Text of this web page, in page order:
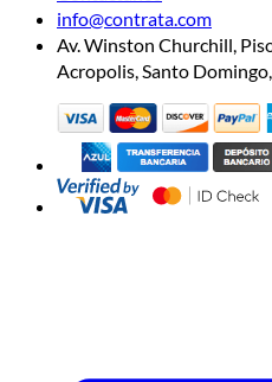
info@contrata.com
Av. Winston Churchill,
Acropolis, Santo